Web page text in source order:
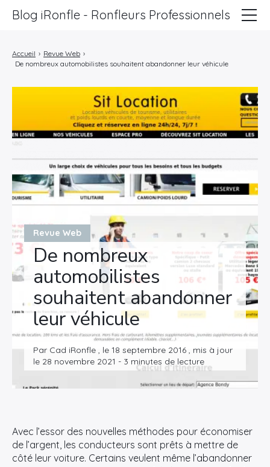
Revue Web
De nombreux
automobilistes
souhaitent abandonner
leur véhicule
Par Cad iRonfle , le 18 septembre 2016 , mis à jour
le 28 novembre 2021 - 3 minutes de lecture
Accueil › Revue Web ›
De nombreux automobilistes souhaitent abandonner leur véhicule
Avec l’essor des nouvelles méthodes pour économiser
de l’argent, les conducteurs sont prêts à mettre de
côté leur voiture. Certains veulent même l’abandonner
Blog iRonfle - Ronfleurs Professionnels
Revue Web
Entreprises